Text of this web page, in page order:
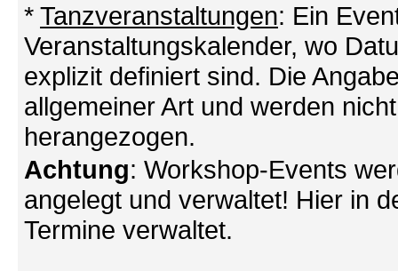
* Tanzveranstaltungen: Ein
Veranstaltungskalender, wo
explizit definiert sind. Die
allgemeiner Art und werden
herangezogen.
Achtung: Workshop-Events
angelegt und verwaltet! Hier in
Termine verwaltet.